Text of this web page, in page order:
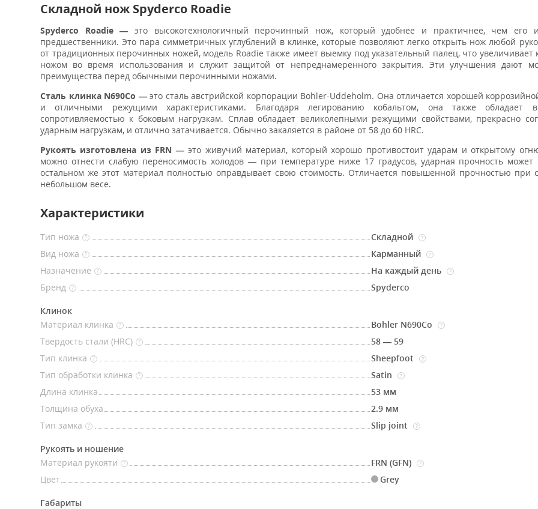
Складной нож Spyderco Roadie
Spyderco Roadie — это высокотехнологичный перочинный нож, который удобнее и практичнее, чем его
предшественники. Это пара симметричных углублений в клинке, которые позволяют легко открыть нож любой
от традиционных перочинных ножей, модель Roadie также имеет выемку под указательный палец, что увеличивает
ножом во время использования и служит защитой от непреднамеренного закрытия. Эти улучшения дают
преимущества перед обычными перочинными ножами.
Сталь клинка N690Co —это сталь австрийской корпорации Bohler-Uddeholm. Она отличается хорошей
и отличными режущими характеристиками. Благодаря легированию кобальтом, она также обладает
сопротивляемостью к боковым нагрузкам. Сплав обладает великолепными режущими свойствами, прекрасно
ударным нагрузкам, и отлично затачивается. Обычно закаляется в районе от 58 до 60 HRC.
Рукоять изготовлена из FRN —это живучий материал, который хорошо противостоит ударам и открытому
можно отнести слабую переносимость холодов — при температуре ниже 17 градусов, ударная прочность может
остальном же этот материал полностью оправдывает свою стоимость. Отличается повышенной прочностью при
небольшом весе.
Характеристики
Тип ножа ? Складной ?
Вид ножа ? Карманный ?
Назначение ? На каждый день ?
Бренд ? Spyderco
Клинок
Материал клинка
? Bohler N690Co ?
Твердость стали (HRC) ?
58 — 59
Тип клинка
? Sheepfoot ?
Тип обработки клинка ? Satin ?
Длина клинка
53 мм
Толщина обуха
2.9 мм
Тип замка
? Slip joint ?
Рукоять и ношение
Материал рукояти
? FRN (GFN) ?
Цвет Grey
Габариты